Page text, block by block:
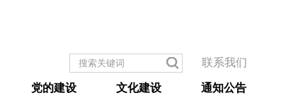
联系我们
党的建设 文化建设 通知公告